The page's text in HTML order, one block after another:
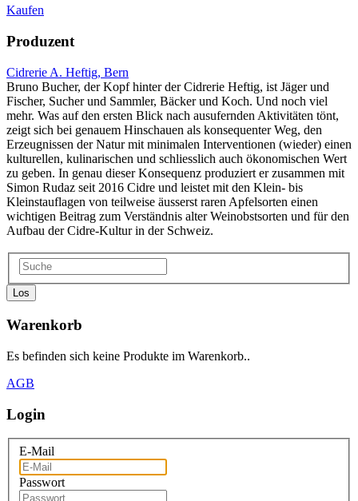
Kaufen
Produzent
Cidrerie A. Heftig, Bern
Bruno Bucher, der Kopf hinter der Cidrerie Heftig, ist Jäger und
Fischer, Sucher und Sammler, Bäcker und Koch. Und noch viel
mehr. Was auf den ersten Blick nach ausufernden Aktivitäten tönt,
zeigt sich bei genauem Hinschauen als konsequenter Weg, den
Erzeugnissen der Natur mit minimalen Interventionen (wieder) einen
kulturellen, kulinarischen und schliesslich auch ökonomischen Wert
zu geben. In genau dieser Konsequenz produziert er zusammen mit
Simon Rudaz seit 2016 Cidre und leistet mit den Klein- bis
Kleinstauflagen von teilweise äusserst raren Apfelsorten einen
wichtigen Beitrag zum Verständnis alter Weinobstsorten und für den
Aufbau der Cidre-Kultur in der Schweiz.
Los
Warenkorb
Es befinden sich keine Produkte im Warenkorb..
AGB
Login
E-Mail
Passwort